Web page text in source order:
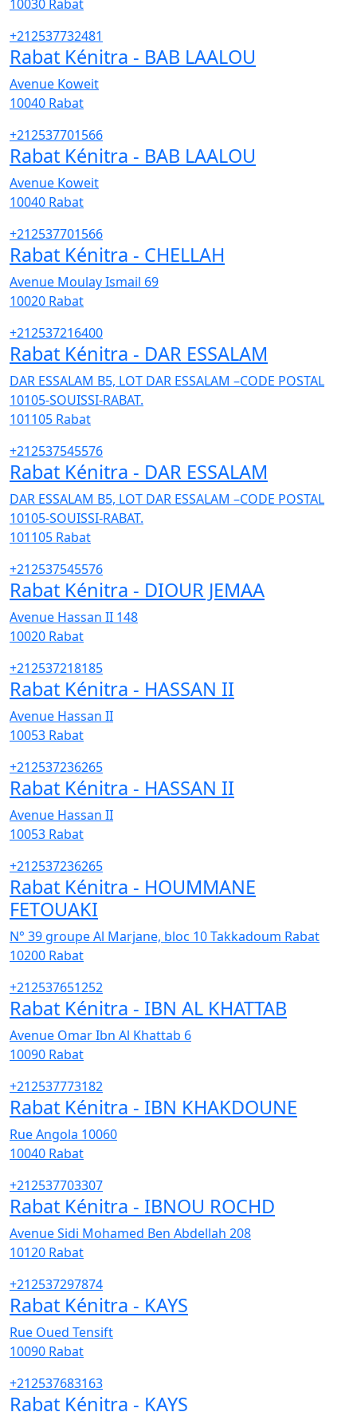
10030 Rabat
+212537732481
Rabat Kénitra - BAB LAALOU
Avenue Koweit
10040 Rabat
+212537701566
Rabat Kénitra - BAB LAALOU
Avenue Koweit
10040 Rabat
+212537701566
Rabat Kénitra - CHELLAH
Avenue Moulay Ismail 69
10020 Rabat
+212537216400
Rabat Kénitra - DAR ESSALAM
DAR ESSALAM B5, LOT DAR ESSALAM –CODE POSTAL
10105-SOUISSI-RABAT.
101105 Rabat
+212537545576
Rabat Kénitra - DAR ESSALAM
DAR ESSALAM B5, LOT DAR ESSALAM –CODE POSTAL
10105-SOUISSI-RABAT.
101105 Rabat
+212537545576
Rabat Kénitra - DIOUR JEMAA
Avenue Hassan II 148
10020 Rabat
+212537218185
Rabat Kénitra - HASSAN II
Avenue Hassan II
10053 Rabat
+212537236265
Rabat Kénitra - HASSAN II
Avenue Hassan II
10053 Rabat
+212537236265
Rabat Kénitra - HOUMMANE
FETOUAKI
N° 39 groupe Al Marjane, bloc 10 Takkadoum Rabat
10200 Rabat
+212537651252
Rabat Kénitra - IBN AL KHATTAB
Avenue Omar Ibn Al Khattab 6
10090 Rabat
+212537773182
Rabat Kénitra - IBN KHAKDOUNE
Rue Angola 10060
10040 Rabat
+212537703307
Rabat Kénitra - IBNOU ROCHD
Avenue Sidi Mohamed Ben Abdellah 208
10120 Rabat
+212537297874
Rabat Kénitra - KAYS
Rue Oued Tensift
10090 Rabat
+212537683163
Rabat Kénitra - KAYS